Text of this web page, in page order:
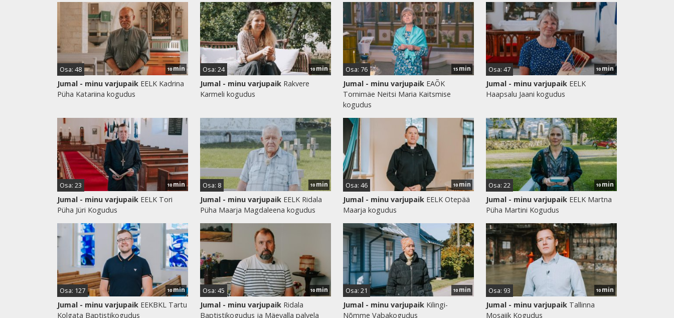
10min
Osa: 48
Jumal - minu varjupaik EELK Kadrina
Püha Katariina kogudus
10min
Osa: 24
Jumal - minu varjupaik Rakvere
Karmeli kogudus
15 min
Osa: 76
Jumal - minu varjupaik EAÕK
Tornimäe Neitsi Maria Kaitsmise
kogudus
10min
Osa: 47
Jumal - minu varjupaik EELK
Haapsalu Jaani kogudus
10 min
Osa: 23
Jumal - minu varjupaik EELK Tori
Püha Jüri Kogudus
10 min
Osa: 8
Jumal - minu varjupaik EELK Ridala
Püha Maarja Magdaleena kogudus
10 min
Osa: 46
Jumal - minu varjupaik EELK Otepää
Maarja kogudus
10 min
Osa: 22
Jumal - minu varjupaik EELK Martna
Püha Martini Kogudus
10min
Osa: 127
Jumal - minu varjupaik EEKBKL Tartu
Kolgata Baptistikogudus
10 min
Osa: 45
Jumal - minu varjupaik Ridala
Baptistikogudus ja Mäevalla palvela
10 min
Osa: 21
Jumal - minu varjupaik Kilingi-
Nõmme Vabakogudus
10 min
Osa: 93
Jumal - minu varjupaik Tallinna
Mosaiik Kogudus